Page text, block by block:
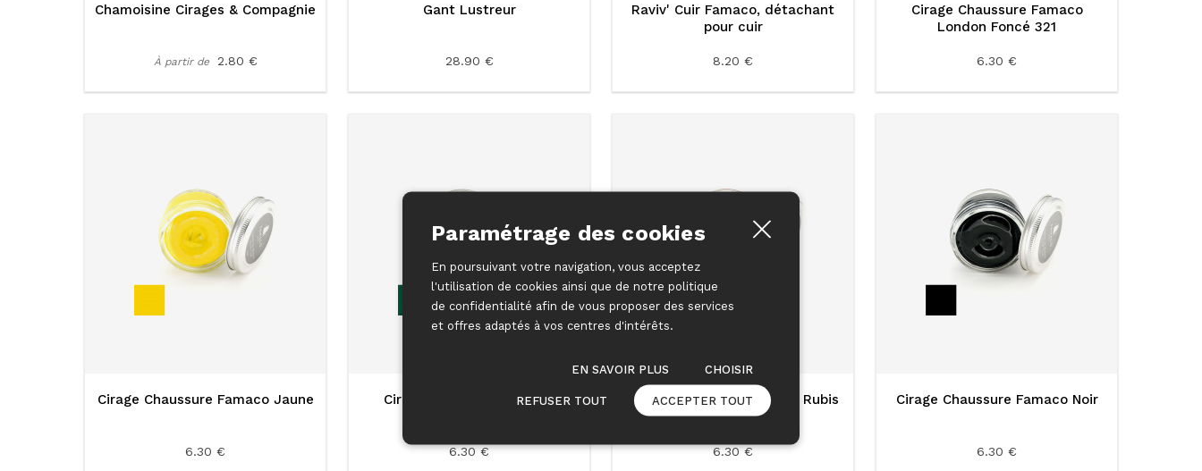
Chamoisine Cirages & Compagnie
À partir de 2.80 €
Gant Lustreur
28.90 €
Raviv' Cuir Famaco, détachant
pour cuir
8.20 €
Cirage Chaussure Famaco
London Foncé 321
6.30 €
Cirage Chaussure Famaco Jaune
6.30 €
Cirage Chaussure Famaco
6.30 €
Cirage Chaussure Famaco Rubis
6.30 €
Cirage Chaussure Famaco Noir
6.30 €
Paramétrage des cookies
En poursuivant votre navigation, vous acceptez
l'utilisation de cookies ainsi que de notre politique
de confidentialité afin de vous proposer des services
et offres adaptés à vos centres d'intérêts.
EN SAVOIR PLUS CHOISIR
REFUSER TOUT ACCEPTER TOUT